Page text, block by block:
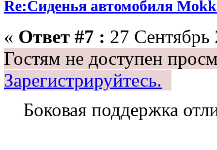
Re:Сиденья автомобиля
« Ответ #7 : 27
Гостям не доступен
Зарегистрируйтесь.
Боковая поддержка